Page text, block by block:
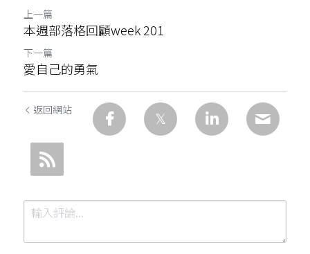
上一篇
本週部落格回顧week 201
下一篇
愛自己的勇氣
返回網站